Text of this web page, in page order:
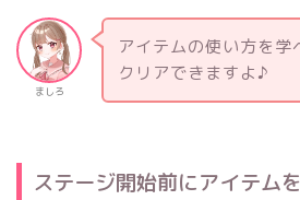
ましろ
アイテムの使い方を学
クリアできますよ♪
ステージ開始前にアイテム